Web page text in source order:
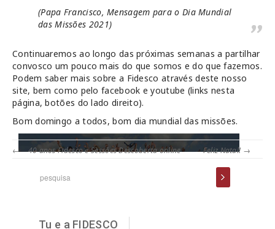
(Papa Francisco, Mensagem para o Dia Mundial
das Missões 2021)
Continuaremos ao longo das próximas semanas a partilhar
convosco um pouco mais do que somos e do que fazemos.
Podem saber mais sobre a Fidesco através deste nosso
site, bem como pelo facebook e youtube (links nesta
página, botões do lado direito).
Bom domingo a todos, bom dia mundial das missões.
← 40 anos Fidesco e Sessões Descoberta online Feliz Natal! →
Tu e a FIDESCO